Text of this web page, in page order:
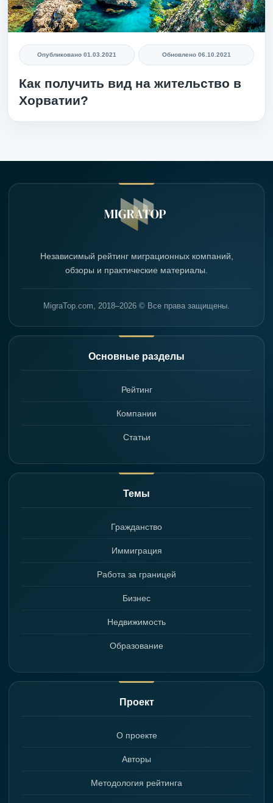
Опубликовано 01.03.2021 Обновлено 06.10.2021
Как получить вид на жительство в
Хорватии?
Независимый рейтинг миграционных компаний,
обзоры и практические материалы.
MigraTop.com, 2018–2026 © Все права защищены.
Основные разделы
Рейтинг
Компании
Статьи
Темы
Гражданство
Иммиграция
Работа за границей
Бизнес
Недвижимость
Образование
Проект
О проекте
Авторы
Методология рейтинга